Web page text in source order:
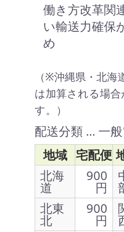
働き方改革関
い輸送力確保
め
（※沖縄県・北海
は加算される場合
す。）
配送分類 … 一
地域 宅配便
北海
道
900
円
北東
北
900
円